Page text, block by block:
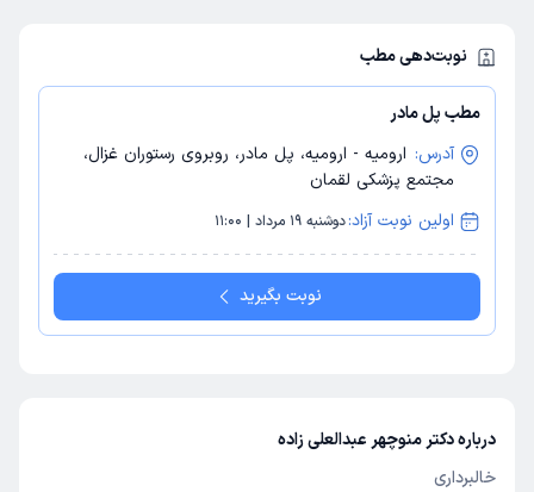
نوبت‌دهی مطب
مطب پل مادر
آدرس: ارومیه - ارومیه، پل مادر، روبروی رستوران غزال،
مجتمع پزشکی لقمان
اولین نوبت آزاد:دوشنبه 19 مرداد | 11:00
نوبت بگیرید
درباره دکتر منوچهر عبدالعلی زاده
خالبرداری